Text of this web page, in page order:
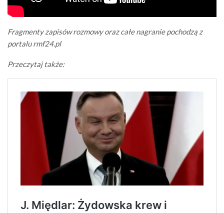
Fragmenty zapisów rozmowy oraz całe nagranie pochodzą z
portalu rmf24.pl
Przeczytaj także: